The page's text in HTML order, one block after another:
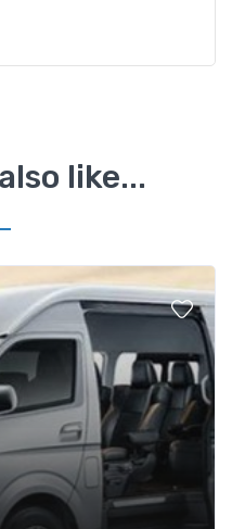
like...